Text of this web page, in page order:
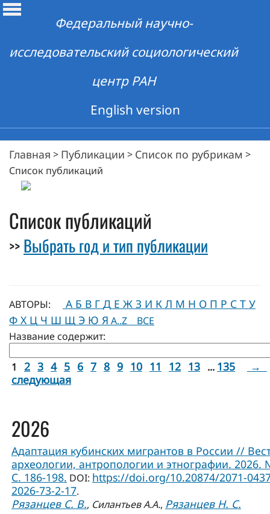
Федеральный научно-
исследовательский социологический
центр РАН
English version
Главная > Публикации > Список по рубрикам >
Список публикаций
Список публикаций
>>Выбрать год и тип публикации
АВТОРЫ: А Б В Г Д Е Ж З И К Л М Н О П Р С Т У
Ф Х Ц Ч Ш Щ Э Ю Я A..Z ВСЕ
Название содержит:
1 2 3 4 5 6 7 8 9 10 11 12 13 ... 135
→
следующая
2026
Адаптация кубинских мигрантов в России //
археологии, антропологии и этнографии. 2026.
С. 186-198. DOI: https://doi.org/10.20874/2071-
2026-73-2-17.
Рязанцев С. В., Силантьев А.А., Рязанцев Н. С.